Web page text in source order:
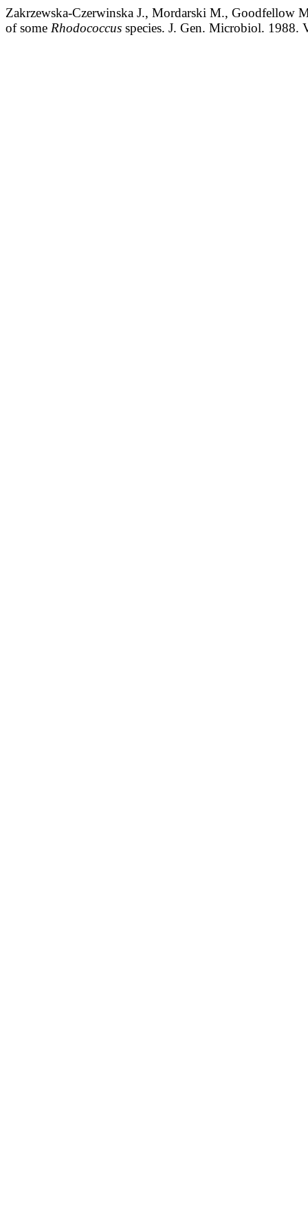
Zakrzewska-Czerwinska J., Mordarski M., Goodfellow
of some Rhodococcus species. J. Gen. Microbiol. 1988.